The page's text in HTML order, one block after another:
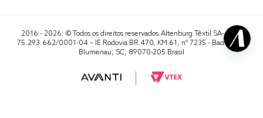
2016 - 2026. © Todos os direitos reservados.Altenburg Têxtil SA- CNPJ
75.293.662/0001-04 – IE Rodovia BR 470, KM 61, nº 7235 - Badenfurt,
Blumenau, SC, 89070-205 Brasil